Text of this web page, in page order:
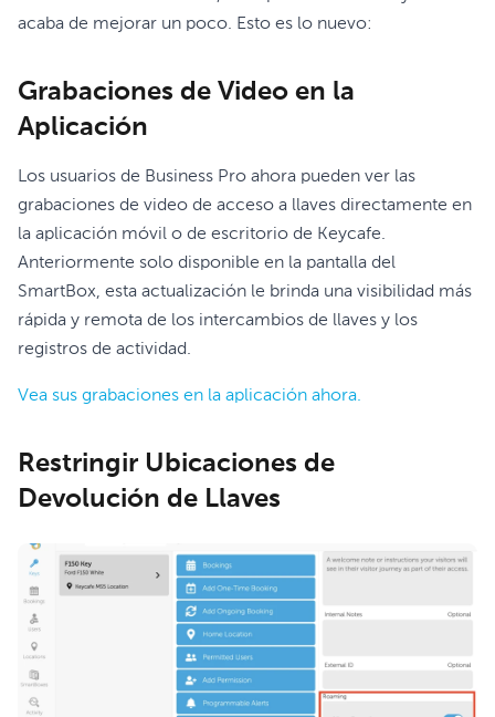
acaba de mejorar un poco. Esto es lo nuevo:
Grabaciones de Video en la
Aplicación
Los usuarios de Business Pro ahora pueden ver las
grabaciones de video de acceso a llaves directamente en
la aplicación móvil o de escritorio de Keycafe.
Anteriormente solo disponible en la pantalla del
SmartBox, esta actualización le brinda una visibilidad más
rápida y remota de los intercambios de llaves y los
registros de actividad.
Vea sus grabaciones en la aplicación ahora.
Restringir Ubicaciones de
Devolución de Llaves